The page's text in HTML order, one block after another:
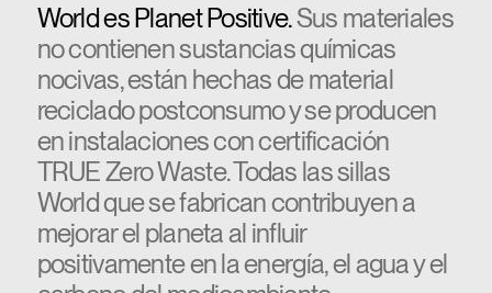
World es Planet Positive.Sus materiales
no contienen sustancias químicas
nocivas, están hechas de material
reciclado postconsumo y se producen
en instalaciones con certificación
TRUE Zero Waste. Todas las sillas
World que se fabrican contribuyen a
mejorar el planeta al influir
positivamente en la energía, el agua y el